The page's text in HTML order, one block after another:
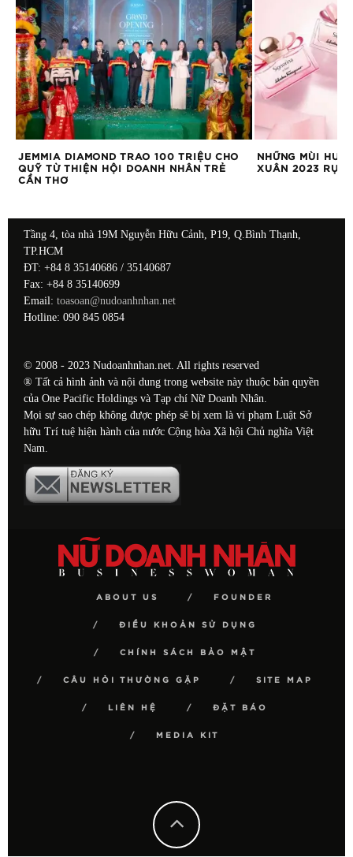
JEMMIA DIAMOND TRAO 100 TRIỆU CHO
QUỸ TỪ THIỆN HỘI DOANH NHÂN TRẺ
CẦN THƠ
NHỮNG MÙI
XUÂN 2023 RỰC
Tầng 4, tòa nhà 19M Nguyễn Hữu Cảnh, P19, Q.Bình Thạnh,
TP.HCM
ĐT: +84 8 35140686 / 35140687
Fax: +84 8 35140699
Email: toasoan@nudoanhnhan.net
Hotline: 090 845 0854
© 2008 - 2023 Nudoanhnhan.net. All rights reserved
® Tất cả hình ảnh và nội dung trong website này thuộc bản quyền
của One Pacific Holdings và Tạp chí Nữ Doanh Nhân.
Mọi sự sao chép không được phép sẽ bị xem là vi phạm Luật Sở
hữu Trí tuệ hiện hành của nước Cộng hòa Xã hội Chủ nghĩa Việt
Nam.
ABOUT US FOUNDER
ĐIỀU KHOẢN SỬ DỤNG
CHÍNH SÁCH BẢO MẬT
CÂU HỎI THƯỜNG GẶP SITE MAP
LIÊN HỆ ĐẶT BÁO
MEDIA KIT